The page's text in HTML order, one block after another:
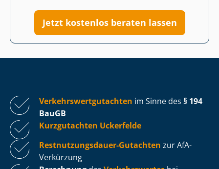
Jetzt kostenlos beraten lassen
Ver­kehrs­wert­gut­ach­ten im Sinne des § 194
BauGB
Kurzgutachten Uckerfelde
Rest­nut­zungs­dau­er-Gutachten zur AfA-
Verkürzung